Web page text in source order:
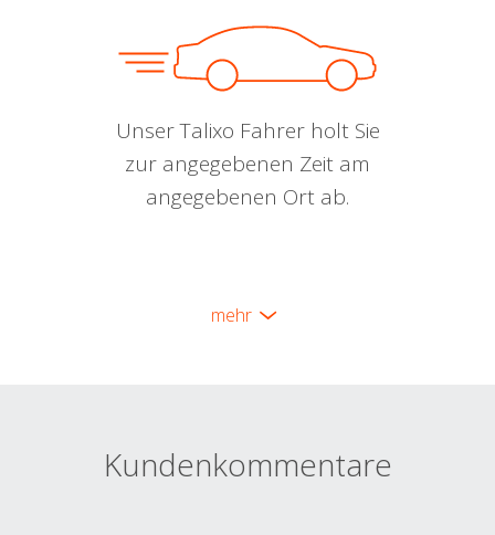
Unser Talixo Fahrer holt Sie
zur angegebenen Zeit am
angegebenen Ort ab.
mehr
Kundenkommentare